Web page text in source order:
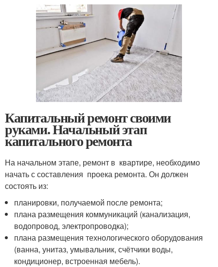
Капитальный ремонт своими
руками. Начальный этап
капитального ремонта
На начальном этапе, ремонт в квартире, необходимо
начать с составления проека ремонта. Он должен
состоять из:
планировки, получаемой после ремонта;
плана размещения коммуникаций (канализация,
водопровод, электропроводка);
плана размещения технологического оборудования
(ванна, унитаз, умывальник, счётчики воды,
кондиционер, встроенная мебель).